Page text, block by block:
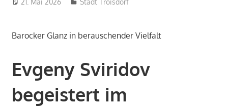
Barocker Glanz in berauschender Vielfalt
Evgeny Sviridov
begeistert im